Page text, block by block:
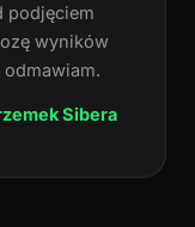
podjęciem
wyników
Sibera